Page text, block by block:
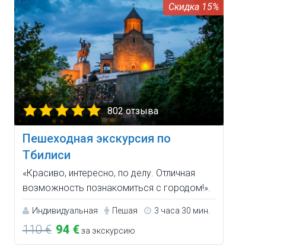
15%
802 отзыва
Пешеходная экскурсия по
Тбилиси
«Красиво, интересно, по делу. Отличная
возможность познакомиться с городом!».
Индивидуальная Пешая 3 часа 30 мин.
110 € 94 €за экскурсию